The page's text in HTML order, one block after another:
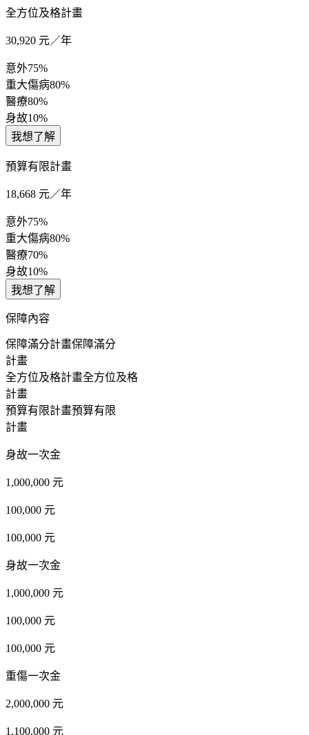
全方位及格計畫
30,920 元／年
意外75%
重大傷病80%
醫療80%
身故10%
我想了解
預算有限計畫
18,668 元／年
意外75%
重大傷病80%
醫療70%
身故10%
我想了解
保障內容
保障滿分計畫保障滿分
計畫
全方位及格計畫全方位及格
計畫
預算有限計畫預算有限
計畫
身故一次金
1,000,000 元
100,000 元
100,000 元
身故一次金
1,000,000 元
100,000 元
100,000 元
重傷一次金
2,000,000 元
1,100,000 元